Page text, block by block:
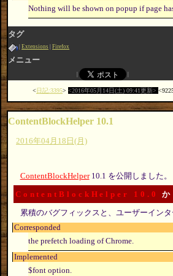
Nothing will be shown on popup if page
タグ
Extensions Firefox
メニュー
日記:3395 2016年05月14日(土) 09:41更新
ContentBlockHelper 10.1
2016年04月18日(月)
ContentBlockHelper10.1 を公開しました。
ContentBlockHelper 10.0
累積のバグフィックスと、ユーザーインタ
Corresponded
the prefetch loading of Chrome.
Implemented
$font option.